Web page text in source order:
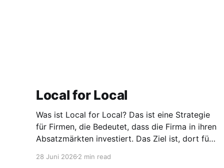
Local for Local
Was ist Local for Local? Das ist eine Strategie
für Firmen, die Bedeutet, dass die Firma in ihren
Absatzmärkten investiert. Das Ziel ist, dort für
entwickeln. Diese Strategie ist von Toyota
28 Juni 2026 2 min read